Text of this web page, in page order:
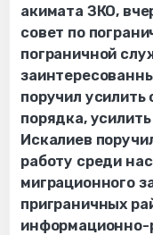
акимата ЗКО,
совет по
пограничной
поручил
порядка,
Искалиев
работу среди
миграционного
приграничных
информационно-